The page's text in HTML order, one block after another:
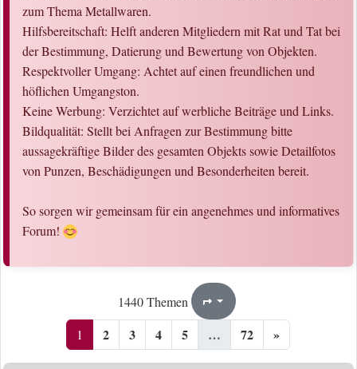
zum Thema Metallwaren.
Hilfsbereitschaft: Helft anderen Mitgliedern mit Rat und Tat bei
der Bestimmung, Datierung und Bewertung von Objekten.
Respektvoller Umgang: Achtet auf einen freundlichen und
höflichen Umgangston.
Keine Werbung: Verzichtet auf werbliche Beiträge und Links.
Bildqualität: Stellt bei Anfragen zur Bestimmung bitte
aussagekräftige Bilder des gesamten Objekts sowie Detailfotos
von Punzen, Beschädigungen und Besonderheiten bereit.
So sorgen wir gemeinsam für ein angenehmes und informatives
Forum!
1440 Themen Seite1
1 2 3 4 5 … 72 »